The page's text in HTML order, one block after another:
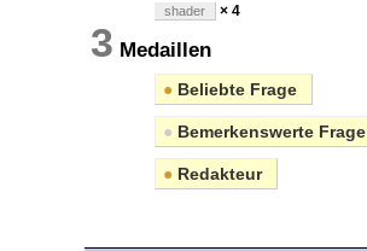
shader × 4
3 Medaillen
● Beliebte Frage
● Bemerkenswerte Frage
● Redakteur